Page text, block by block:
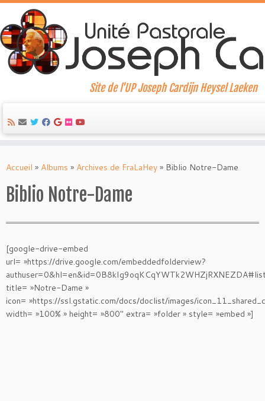
to
Site de l'UP Joseph Cardijn Heysel Laeken
Accueil » Albums » Archives de FraLaHey » Biblio Notre-Dame
Biblio Notre-Dame
[google-drive-embed
url= »https://drive.google.com/embeddedfolderview?
title= »Notre-Dame »
icon= »https://ssl.gstatic.com/docs/doclist/images/
width= »100% » height= »800″ extra= »folder » style= »embed »]